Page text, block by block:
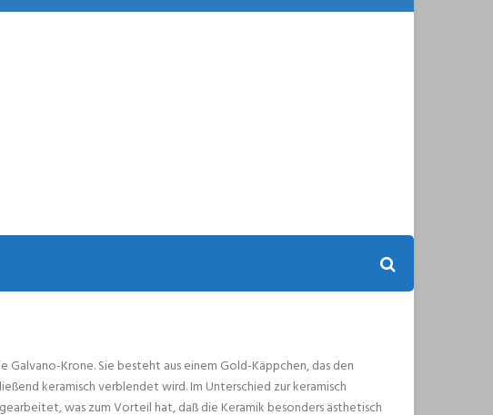
Krone. Sie besteht aus einem Gold-Käppchen, das den
keramisch verblendet wird. Im Unterschied zur keramisch
was zum Vorteil hat, daß die Keramik besonders ästhetisch